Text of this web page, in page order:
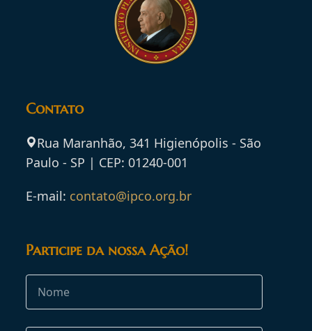
Contato
Rua Maranhão, 341 Higienópolis - São
Paulo - SP | CEP: 01240-001
E-mail: contato@ipco.org.br
Participe da nossa Ação!